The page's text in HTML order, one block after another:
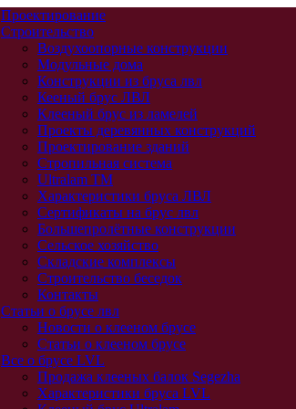
Проектирование
Строительство
Воздухоопорные конструкции
Модульные дома
Конструкции из бруса лвл
Кееный брус ЛВЛ
Клееный брус из ламелей
Проекты деревянных конструкций
Проектирование зданий
Стропильная система
Ultralam TM
Характеристики бруса ЛВЛ
Сертификаты на брус лвл
Большепролётные конструкции
Сельское хозяйство
Складские комплексы
Строительство беседок
Контакты
Статьи о брусе лвл
Новости о клееном брусе
Статьи о клееном брусе
Все о брусе LVL
Продажа клееных балок Segezha
Характеристики бруса LVL